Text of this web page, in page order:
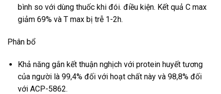
bình so với dùng thuốc khi đói. điều kiện. Kết quả C max
giảm 69% và T max bị trễ 1-2h.
Phân bổ
Khả năng gắn kết thuận nghịch với protein huyết tương
của người là 99,4% đối với hoạt chất này và 98,8% đối
với ACP-5862.